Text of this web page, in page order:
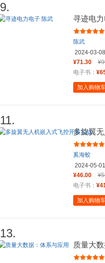
9.
寻迹电
陈武
2024-03-08
¥71.30
电子书：
加入购物
11.
多旋翼
奚海蛟
2024-05-01
¥46.00
电子书：
加入购物
13.
质量大